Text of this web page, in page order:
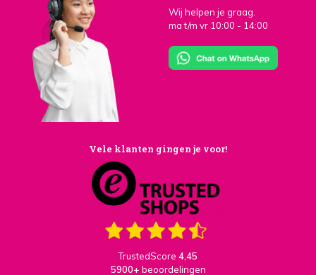
Wij helpen je graag.
ma t/m vr 10:00 - 14:00
Vele klanten gingen je voor!
TrustedScore 4,45
5900+ beoordelingen